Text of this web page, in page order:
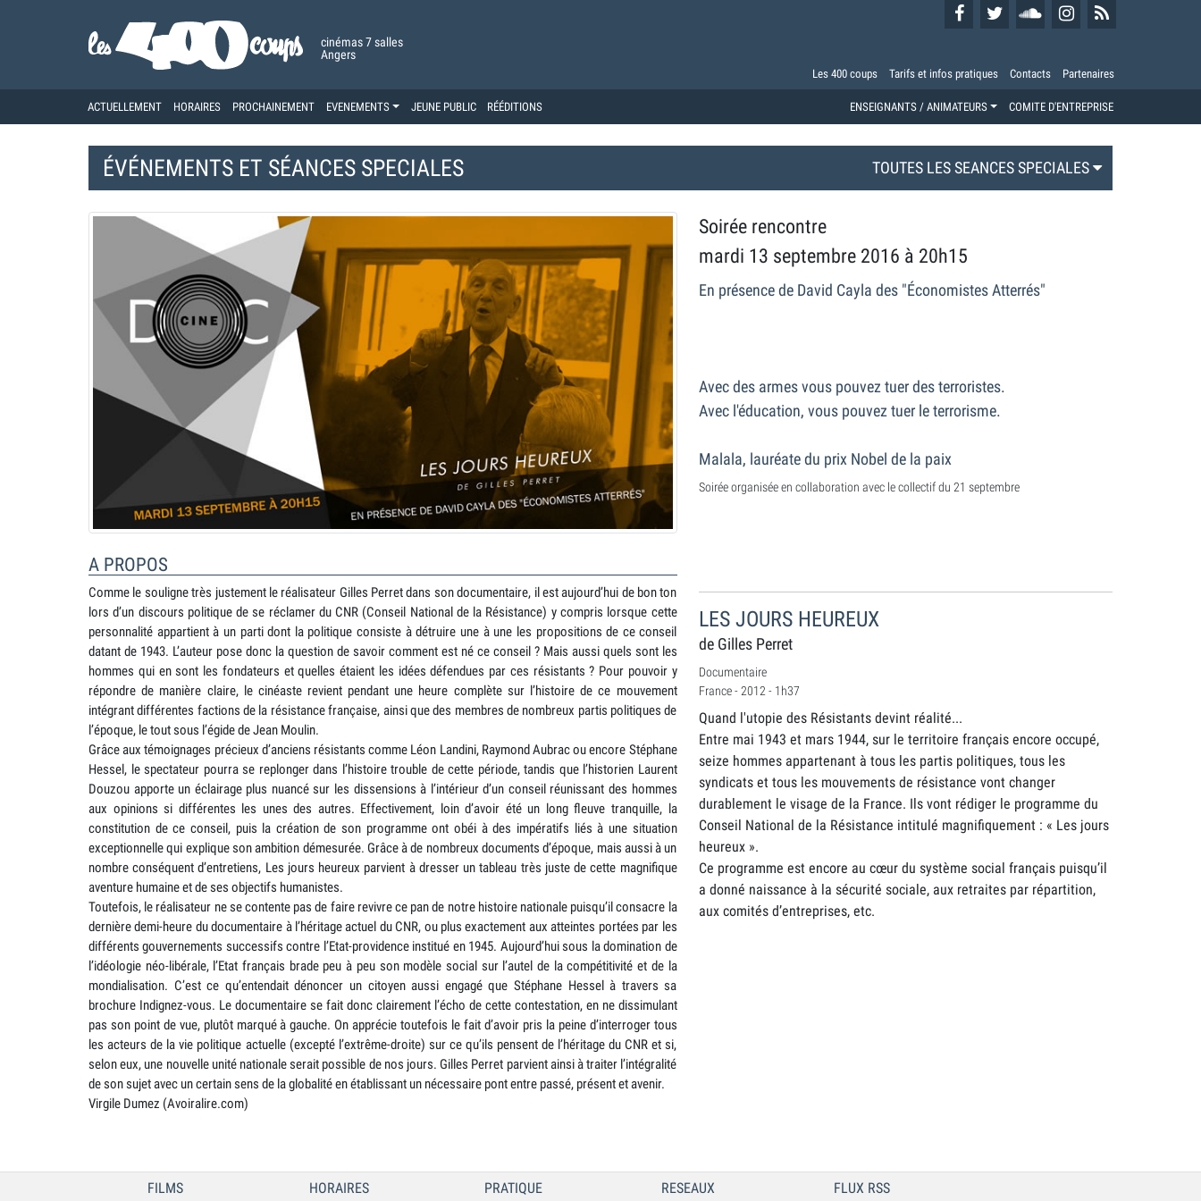
cinémas 7 salles
Angers
Les 400 coups Tarifs et infos pratiques Contacts Partenaires
ACTUELLEMENT HORAIRES PROCHAINEMENT EVENEMENTS JEUNE PUBLIC RÉÉDITIONS ENSEIGNANTS / ANIMATEURS COMITE D'ENTREPRISE
ÉVÉNEMENTS ET SÉANCES SPECIALES TOUTES LES SEANCES SPECIALES
A PROPOS
Comme le souligne très justement le réalisateur Gilles Perret dans son documentaire, il est aujourd’hui de bon ton
lors d’un discours politique de se réclamer du CNR (Conseil National de la Résistance) y compris lorsque cette
personnalité appartient à un parti dont la politique consiste à détruire une à une les propositions de ce conseil
datant de 1943. L’auteur pose donc la question de savoir comment est né ce conseil ? Mais aussi quels sont les
hommes qui en sont les fondateurs et quelles étaient les idées défendues par ces résistants ? Pour pouvoir y
répondre de manière claire, le cinéaste revient pendant une heure complète sur l’histoire de ce mouvement
intégrant différentes factions de la résistance française, ainsi que des membres de nombreux partis politiques de
l’époque, le tout sous l’égide de Jean Moulin.
Grâce aux témoignages précieux d’anciens résistants comme Léon Landini, Raymond Aubrac ou encore Stéphane
Hessel, le spectateur pourra se replonger dans l’histoire trouble de cette période, tandis que l’historien Laurent
Douzou apporte un éclairage plus nuancé sur les dissensions à l’intérieur d’un conseil réunissant des hommes
aux opinions si différentes les unes des autres. Effectivement, loin d’avoir été un long fleuve tranquille, la
constitution de ce conseil, puis la création de son programme ont obéi à des impératifs liés à une situation
exceptionnelle qui explique son ambition démesurée. Grâce à de nombreux documents d’époque, mais aussi à un
nombre conséquent d’entretiens, Les jours heureux parvient à dresser un tableau très juste de cette magnifique
aventure humaine et de ses objectifs humanistes.
Toutefois, le réalisateur ne se contente pas de faire revivre ce pan de notre histoire nationale puisqu’il consacre la
dernière demi-heure du documentaire à l’héritage actuel du CNR, ou plus exactement aux atteintes portées par les
différents gouvernements successifs contre l’Etat-providence institué en 1945. Aujourd’hui sous la domination de
l’idéologie néo-libérale, l’Etat français brade peu à peu son modèle social sur l’autel de la compétitivité et de la
mondialisation. C’est ce qu’entendait dénoncer un citoyen aussi engagé que Stéphane Hessel à travers sa
brochure Indignez-vous. Le documentaire se fait donc clairement l’écho de cette contestation, en ne dissimulant
pas son point de vue, plutôt marqué à gauche. On apprécie toutefois le fait d’avoir pris la peine d’interroger tous
les acteurs de la vie politique actuelle (excepté l’extrême-droite) sur ce qu’ils pensent de l’héritage du CNR et si,
selon eux, une nouvelle unité nationale serait possible de nos jours. Gilles Perret parvient ainsi à traiter l’intégralité
de son sujet avec un certain sens de la globalité en établissant un nécessaire pont entre passé, présent et avenir.
Virgile Dumez (Avoiralire.com)
Soirée rencontre
mardi 13 septembre 2016 à 20h15
En présence de David Cayla des "Économistes Atterrés"
Avec des armes vous pouvez tuer des terroristes.
Avec l'éducation, vous pouvez tuer le terrorisme.
Malala, lauréate du prix Nobel de la paix
Soirée organisée en collaboration avec le collectif du 21 septembre
LES JOURS HEUREUX
de Gilles Perret
Documentaire
France - 2012 - 1h37
Quand l'utopie des Résistants devint réalité...
Entre mai 1943 et mars 1944, sur le territoire français encore occupé,
seize hommes appartenant à tous les partis politiques, tous les
syndicats et tous les mouvements de résistance vont changer
durablement le visage de la France. Ils vont rédiger le programme du
Conseil National de la Résistance intitulé magnifiquement : « Les jours
heureux ».
Ce programme est encore au cœur du système social français puisqu’il
a donné naissance à la sécurité sociale, aux retraites par répartition,
aux comités d’entreprises, etc.
FILMS HORAIRES PRATIQUE RESEAUX FLUX RSS